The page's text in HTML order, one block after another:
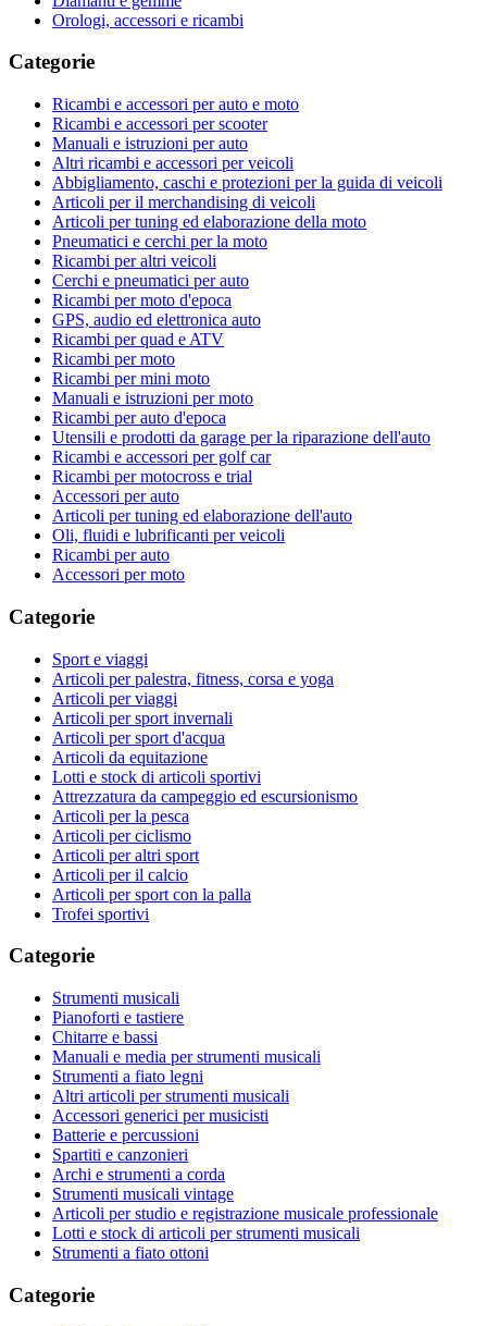
Orologi, accessori e ricambi
Categorie
Ricambi e accessori per auto e moto
Ricambi e accessori per scooter
Manuali e istruzioni per auto
Altri ricambi e accessori per veicoli
Abbigliamento, caschi e protezioni per la guida di veicoli
Articoli per il merchandising di veicoli
Articoli per tuning ed elaborazione della moto
Pneumatici e cerchi per la moto
Ricambi per altri veicoli
Cerchi e pneumatici per auto
Ricambi per moto d'epoca
GPS, audio ed elettronica auto
Ricambi per quad e ATV
Ricambi per moto
Ricambi per mini moto
Manuali e istruzioni per moto
Ricambi per auto d'epoca
Utensili e prodotti da garage per la riparazione dell'auto
Ricambi e accessori per golf car
Ricambi per motocross e trial
Accessori per auto
Articoli per tuning ed elaborazione dell'auto
Oli, fluidi e lubrificanti per veicoli
Ricambi per auto
Accessori per moto
Categorie
Sport e viaggi
Articoli per palestra, fitness, corsa e yoga
Articoli per viaggi
Articoli per sport invernali
Articoli per sport d'acqua
Articoli da equitazione
Lotti e stock di articoli sportivi
Attrezzatura da campeggio ed escursionismo
Articoli per la pesca
Articoli per ciclismo
Articoli per altri sport
Articoli per il calcio
Articoli per sport con la palla
Trofei sportivi
Categorie
Strumenti musicali
Pianoforti e tastiere
Chitarre e bassi
Manuali e media per strumenti musicali
Strumenti a fiato legni
Altri articoli per strumenti musicali
Accessori generici per musicisti
Batterie e percussioni
Spartiti e canzonieri
Archi e strumenti a corda
Strumenti musicali vintage
Articoli per studio e registrazione musicale professionale
Lotti e stock di articoli per strumenti musicali
Strumenti a fiato ottoni
Categorie